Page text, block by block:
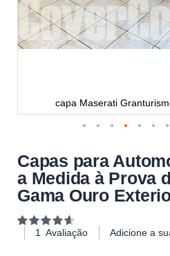
capa Maserati
Capas para
a Medida à Prova
Gama Ouro
Classificação:
100
1 Avaliação Adicione a